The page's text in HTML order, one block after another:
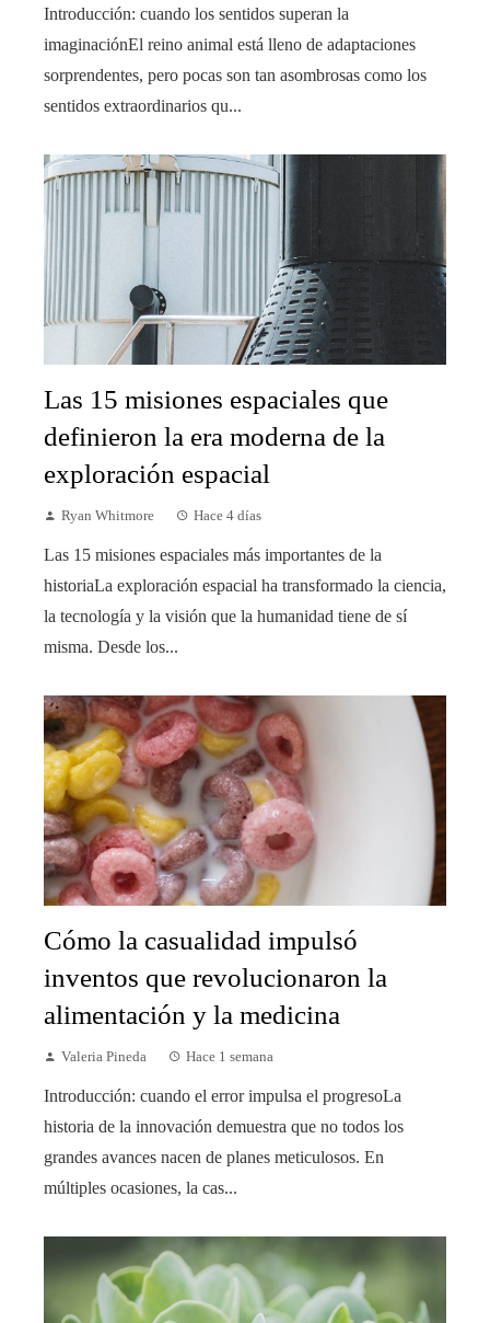
Introducción: cuando los sentidos superan la
imaginaciónEl reino animal está lleno de adaptaciones
sorprendentes, pero pocas son tan asombrosas como los
sentidos extraordinarios qu...
Las 15 misiones espaciales que
definieron la era moderna de la
exploración espacial
Ryan Whitmore Hace 4 días
Las 15 misiones espaciales más importantes de la
historiaLa exploración espacial ha transformado la ciencia,
la tecnología y la visión que la humanidad tiene de sí
misma. Desde los...
Cómo la casualidad impulsó
inventos que revolucionaron la
alimentación y la medicina
Valeria Pineda Hace 1 semana
Introducción: cuando el error impulsa el progresoLa
historia de la innovación demuestra que no todos los
grandes avances nacen de planes meticulosos. En
múltiples ocasiones, la cas...